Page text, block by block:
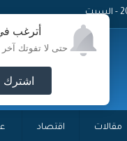
أترغب
حتى لا تفوتك آخر
اشترك
مقالات اقتصاد